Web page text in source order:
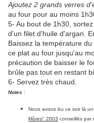
Ajoutez 2 grands verres
au four pour au moins
5- Au bout de 1h30,
d'un filet d'huile d'argan.
Baissez la température
ce plat au four jusqu'au
précaution de baisser le
brûle pas tout en restant
6- Servez très chaud.
Notes :
Nous avons bu ce soir là
Mûres" 2003 conseillés par